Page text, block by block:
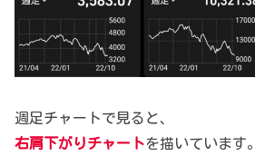
週足チャートで見ると、
右肩下がりチャートを描いています。